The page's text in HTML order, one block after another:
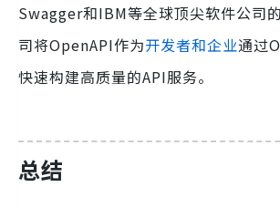
Swagger和IBM等全球顶尖软件公司
司将OpenAPI作为开发者和企业通过
快速构建高质量的API服务。
总结